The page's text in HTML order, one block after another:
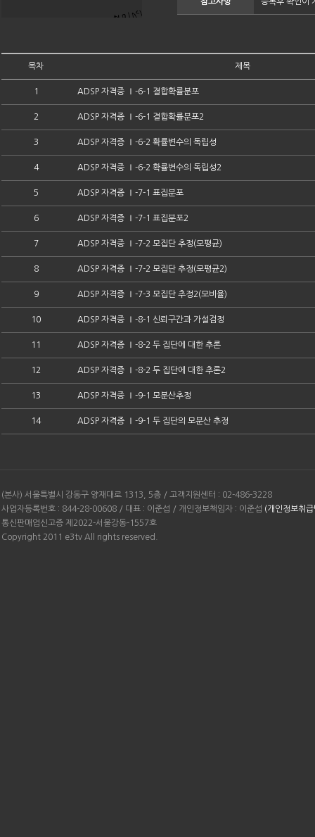
목차 제목
1 ADSP 자격증 Ⅰ-6-1 결합확률분포
2 ADSP 자격증 Ⅰ-6-1 결합확률분포2
3 ADSP 자격증 Ⅰ-6-2 확률변수의 독립성
4 ADSP 자격증 Ⅰ-6-2 확률변수의 독립성2
5 ADSP 자격증 Ⅰ-7-1 표집분포
6 ADSP 자격증 Ⅰ-7-1 표집분포2
7 ADSP 자격증 Ⅰ-7-2 모집단 추정(모평균)
8 ADSP 자격증 Ⅰ-7-2 모집단 추정(모평균2)
9 ADSP 자격증 Ⅰ-7-3 모집단 추정2(모비율)
10 ADSP 자격증 Ⅰ-8-1 신뢰구간과 가설검정
11 ADSP 자격증 Ⅰ-8-2 두 집단에 대한 추론
12 ADSP 자격증 Ⅰ-8-2 두 집단에 대한 추론2
13 ADSP 자격증 Ⅰ-9-1 모분산추정
14 ADSP 자격증 Ⅰ-9-1 두 집단의 모분산 추정
(본사) 서울특별시 강동구 양재대로 1313, 5층 / 고객지원센터 : 02-486-3228
사업자등록번호 : 844-28-00608 / 대표 : 이준섭 / 개인정보책임자 : 이준섭 (개인정보취
통신판매업신고증 제2022-서울강동-1557호
Copyright 2011 e3tv All rights reserved.